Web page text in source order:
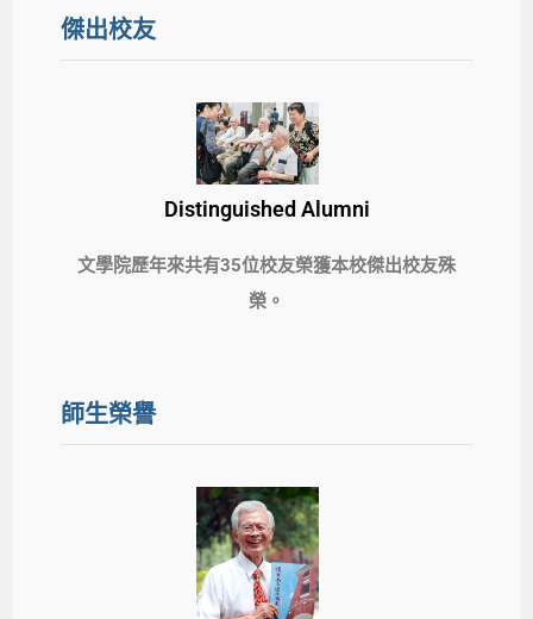
傑出校友
Distinguished Alumni
文學院歷年來共有35位校友榮獲本校傑出校友殊
榮。
師生榮譽